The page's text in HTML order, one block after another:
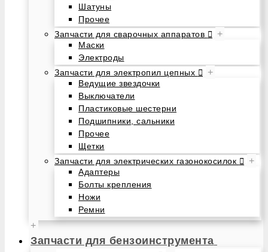
Шатуны
Прочее
Запчасти для сварочных аппаратов
+
Маски
Электроды
Запчасти для электропил цепных
+
Ведущие звездочки
Выключатели
Пластиковые шестерни
Подшипники, сальники
Прочее
Щетки
Запчасти для электрических газонокосилок
+
Адаптеры
Болты крепления
Ножи
Ремни
+
Запчасти для бензоинструмента